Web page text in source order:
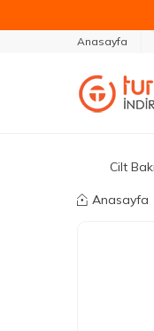
Anasayfa
Cilt
Anasayfa